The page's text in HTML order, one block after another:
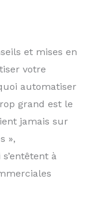
et mises en
votre
automatiser
grand est le
jamais sur
»,
à